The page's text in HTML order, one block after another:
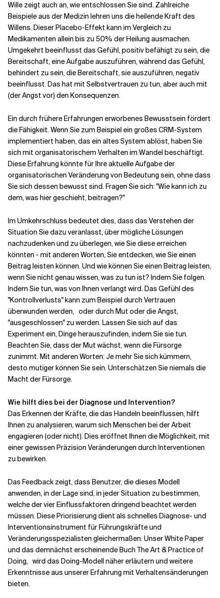
Wille zeigt auch an, wie entschlossen Sie sind. Zahlreiche
Beispiele aus der Medizin lehren uns die heilende Kraft des
Willens. Dieser Placebo-Effekt kann im Vergleich zu
Medikamenten allein bis zu 50% der Heilung ausmachen.
Umgekehrt beeinflusst das Gefühl, positiv befähigt zu sein, die
Bereitschaft, eine Aufgabe auszuführen, während das Gefühl,
behindert zu sein, die Bereitschaft, sie auszuführen, negativ
beeinflusst. Das hat mit Selbstvertrauen zu tun, aber auch mit
(der Angst vor) den Konsequenzen.
Ein durch frühere Erfahrungen erworbenes Bewusstsein fördert
die Fähigkeit. Wenn Sie zum Beispiel ein großes CRM-System
implementiert haben, das ein altes System ablöst, haben Sie
sich mit organisatorischem Verhalten im Wandel beschäftigt.
Diese Erfahrung könnte für Ihre aktuelle Aufgabe der
organisatorischen Veränderung von Bedeutung sein, ohne dass
Sie sich dessen bewusst sind. Fragen Sie sich: "Wie kann ich zu
dem, was hier geschieht, beitragen?"
Im Umkehrschluss bedeutet dies, dass das Verstehen der
Situation Sie dazu veranlasst, über mögliche Lösungen
nachzudenken und zu überlegen, wie Sie diese erreichen
könnten - mit anderen Worten, Sie entdecken, wie Sie einen
Beitrag leisten können. Und wie können Sie einen Beitrag leisten,
wenn Sie nicht genau wissen, was zu tun ist? Indem Sie folgen.
Indem Sie tun, was von Ihnen verlangt wird. Das Gefühl des
"Kontrollverlusts" kann zum Beispiel durch Vertrauen
überwunden werden, oder durch Mut oder die Angst,
"ausgeschlossen" zu werden. Lassen Sie sich auf das
Experiment ein, Dinge herauszufinden, indem Sie sie tun.
Beachten Sie, dass der Mut wächst, wenn die Fürsorge
zunimmt. Mit anderen Worten: Je mehr Sie sich kümmern,
desto mutiger können Sie sein. Unterschätzen Sie niemals die
Macht der Fürsorge.
Wie hilft dies bei der Diagnose und Intervention?
Das Erkennen der Kräfte, die das Handeln beeinflussen, hilft
Ihnen zu analysieren, warum sich Menschen bei der Arbeit
engagieren (oder nicht). Dies eröffnet Ihnen die Möglichkeit, mit
einer gewissen Präzision Veränderungen durch Interventionen
zu bewirken.
Das Feedback zeigt, dass Benutzer, die dieses Modell
anwenden, in der Lage sind, in jeder Situation zu bestimmen,
welche der vier Einflussfaktoren dringend beachtet werden
müssen. Diese Priorisierung dient als schnelles Diagnose- und
Interventionsinstrument für Führungskräfte und
Veränderungsspezialisten gleichermaßen. Unser White Paper
und das demnächst erscheinende Buch The Art & Practice of
Doing, wird das Doing-Modell näher erläutern und weitere
Erkenntnisse aus unserer Erfahrung mit Verhaltensänderungen
bieten.